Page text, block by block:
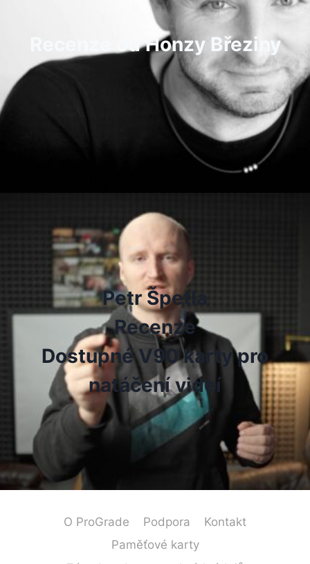
Recenze od Honzy Březiny
Petr Špetla
Recenze
Dostupné V90 karty pro
natáčení videí
O ProGrade Podpora
Kontakt
Paměťové karty